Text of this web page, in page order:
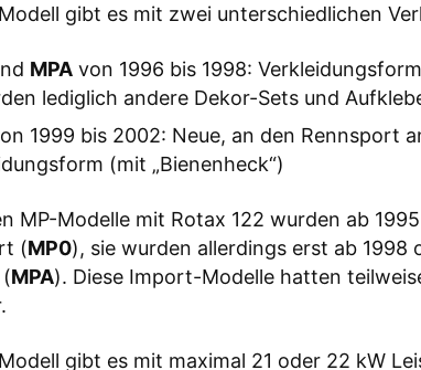
gibt es mit zwei unterschiedlichen
MPA von 1996 bis 1998:
lediglich andere Dekor-Sets und
1999 bis 2002: Neue, an den Rennsport
(mit „Bienenheck“)
MP-Modelle mit Rotax 122 wurden ab
(MP0), sie wurden allerdings erst ab 1998
MPA). Diese Import-Modelle hatten
gibt es mit maximal 21 oder 22 kW